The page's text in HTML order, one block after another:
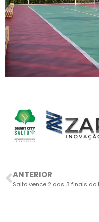
ANTERIOR